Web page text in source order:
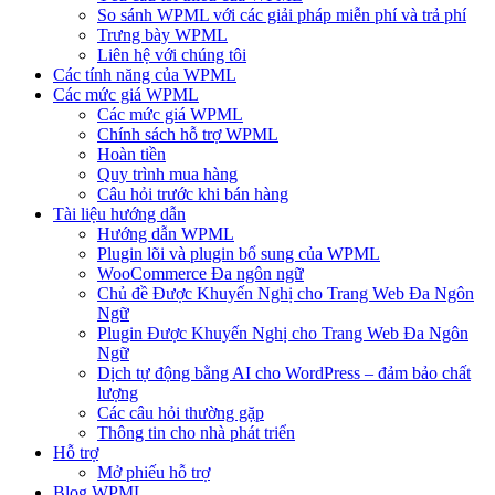
So sánh WPML với các giải pháp miễn phí và trả phí
Trưng bày WPML
Liên hệ với chúng tôi
Các tính năng của WPML
Các mức giá WPML
Các mức giá WPML
Chính sách hỗ trợ WPML
Hoàn tiền
Quy trình mua hàng
Câu hỏi trước khi bán hàng
Tài liệu hướng dẫn
Hướng dẫn WPML
Plugin lõi và plugin bổ sung của WPML
WooCommerce Đa ngôn ngữ
Chủ đề Được Khuyến Nghị cho Trang Web Đa Ngôn
Ngữ
Plugin Được Khuyến Nghị cho Trang Web Đa Ngôn
Ngữ
Dịch tự động bằng AI cho WordPress – đảm bảo chất
lượng
Các câu hỏi thường gặp
Thông tin cho nhà phát triển
Hỗ trợ
Mở phiếu hỗ trợ